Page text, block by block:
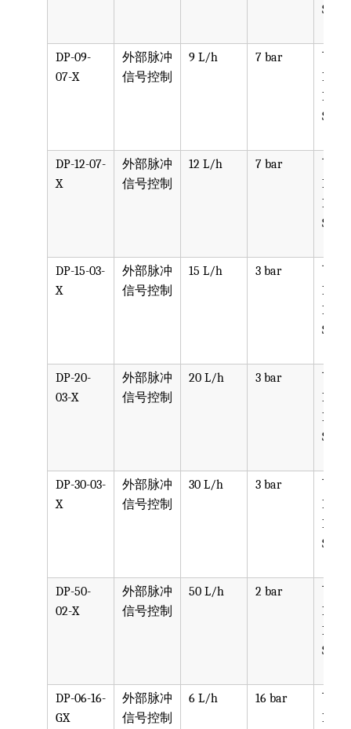
SST,
DP-09-
07-X
外部脉冲
信号控制
9 L/h 7 bar
可选
PPV,
PVDF,
SST,
DP-12-07-
X
外部脉冲
信号控制
12 L/h 7 bar
可选
PPV,
PVDF,
SST,
DP-15-03-
X
外部脉冲
信号控制
15 L/h 3 bar
可选
PPV,
PVDF,
SST,
DP-20-
03-X
外部脉冲
信号控制
20 L/h 3 bar
可选
PPV,
PVDF,
SST,
DP-30-03-
X
外部脉冲
信号控制
30 L/h 3 bar
可选
PPV,
PVDF,
SST,
DP-50-
02-X
外部脉冲
信号控制
50 L/h 2 bar
可选
PPV,
PVDF,
SST,
DP-06-16-
GX
外部脉冲
信号控制
6 L/h 16 bar
可选
PPV,